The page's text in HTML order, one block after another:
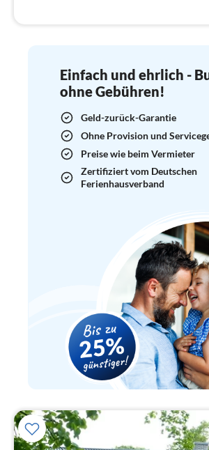
Einfach und ehrlich -
ohne Gebühren!
Geld-zurück-Garantie
Ohne Provision und
Preise wie beim Vermieter
Zertifiziert vom Deutschen
Ferienhausverband